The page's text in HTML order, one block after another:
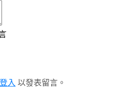
登入 以發表留言。